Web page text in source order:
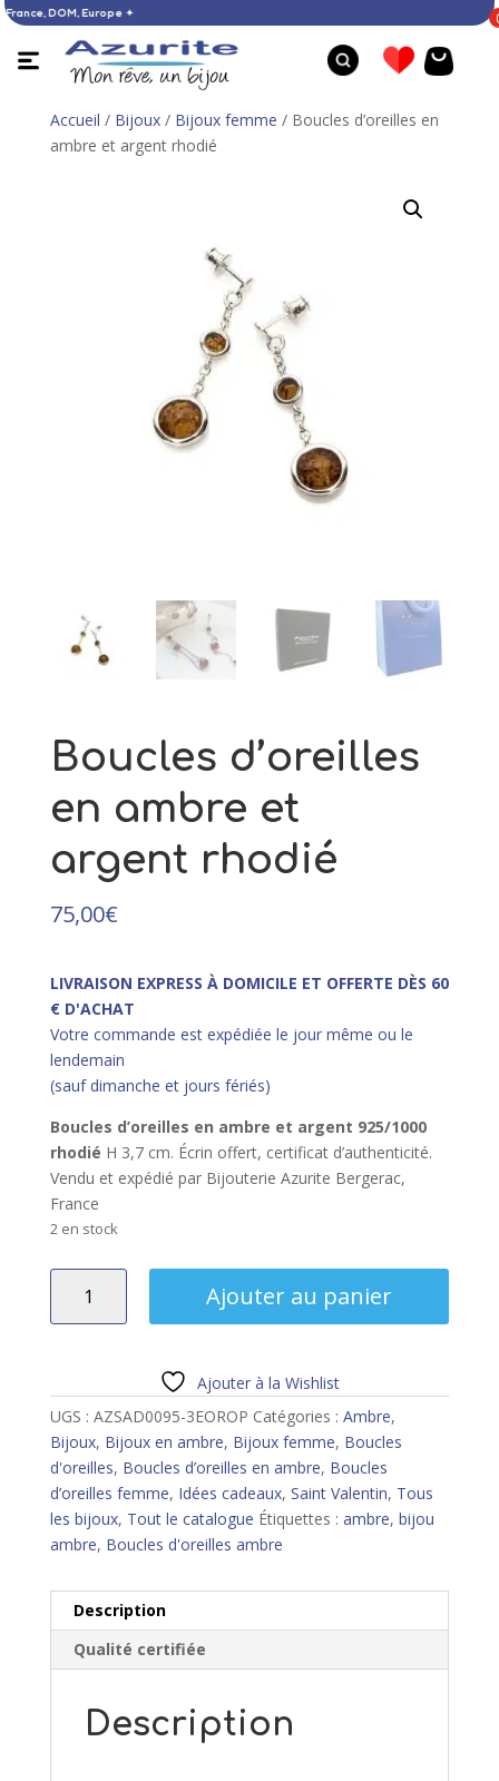
: France, DOM, Europe ✦
Accueil / Bijoux/ Bijoux femme / Boucles d’oreilles en
ambre et argent rhodié
Boucles d’oreilles
en ambre et
argent rhodié
75,00€
LIVRAISON EXPRESS À DOMICILE ET OFFERTE DÈS 60
€ D'ACHAT
Votre commande est expédiée le jour même ou le
lendemain
(sauf dimanche et jours fériés)
Boucles d’oreilles en ambre et argent 925/1000
rhodié H 3,7 cm. Écrin offert, certificat d’authenticité.
Vendu et expédié par Bijouterie Azurite Bergerac,
France
2 en stock
ambre
et
argent
rhodié
Ajouter au panier
Ajouter à la Wishlist
UGS : AZSAD0095-3EOROP Catégories : Ambre,
Bijoux, Bijoux en ambre, Bijoux femme, Boucles
d'oreilles, Boucles d’oreilles en ambre, Boucles
d’oreilles femme, Idées cadeaux, Saint Valentin, Tous
les bijoux, Tout le catalogue Étiquettes : ambre, bijou
ambre, Boucles d'oreilles ambre
Description
Qualité certifiée
Description